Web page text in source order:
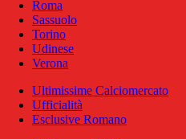
Roma
Sassuolo
Torino
Udinese
Verona
Ultimissime Calciomercato
Ufficialità
Esclusive Romano